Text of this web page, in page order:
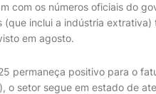
com os números oficiais do
(que inclui a indústria
em agosto.
permaneça positivo para o
o setor segue em estado de